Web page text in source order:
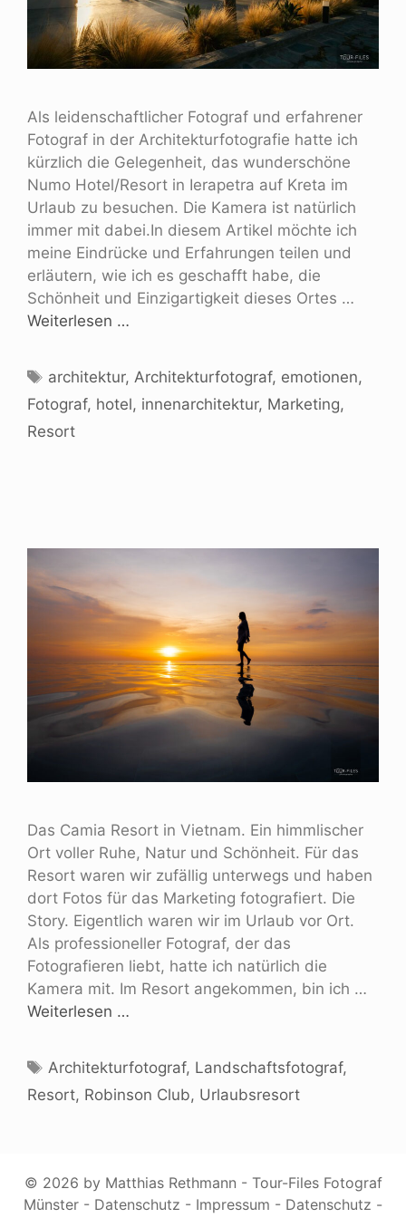
Als leidenschaftlicher Fotograf und erfahrener
Fotograf in der Architekturfotografie hatte ich
kürzlich die Gelegenheit, das wunderschöne
Numo Hotel/Resort in Ierapetra auf Kreta im
Urlaub zu besuchen. Die Kamera ist natürlich
immer mit dabei.In diesem Artikel möchte ich
meine Eindrücke und Erfahrungen teilen und
erläutern, wie ich es geschafft habe, die
Schönheit und Einzigartigkeit dieses Ortes …
Weiterlesen …
architektur, Architekturfotograf, emotionen,
Fotograf, hotel, innenarchitektur, Marketing,
Resort
Das Camia Resort in Vietnam. Ein himmlischer
Ort voller Ruhe, Natur und Schönheit. Für das
Resort waren wir zufällig unterwegs und haben
dort Fotos für das Marketing fotografiert. Die
Story. Eigentlich waren wir im Urlaub vor Ort.
Als professioneller Fotograf, der das
Fotografieren liebt, hatte ich natürlich die
Kamera mit. Im Resort angekommen, bin ich …
Weiterlesen …
Architekturfotograf, Landschaftsfotograf,
Resort, Robinson Club, Urlaubsresort
© 2026 by Matthias Rethmann - Tour-Files Fotograf
Münster - Datenschutz - Impressum - Datenschutz -